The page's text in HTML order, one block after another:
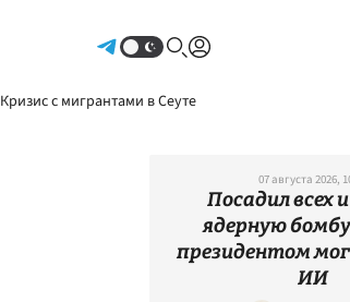
Кризис с мигрантами в Сеуте
07 августа 2026,
Посадил всех
ядерную
президентом
ИИ